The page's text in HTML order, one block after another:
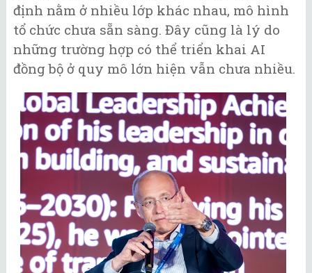
định nằm ở nhiều lớp khác nhau, mô hình
tổ chức chưa sẵn sàng. Đây cũng là lý do
những trường hợp có thể triển khai AI
đồng bộ ở quy mô lớn hiện vẫn chưa nhiều.